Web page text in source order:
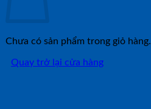
Chưa có sản phẩm trong giỏ hàng.
Quay trở lại cửa hàng